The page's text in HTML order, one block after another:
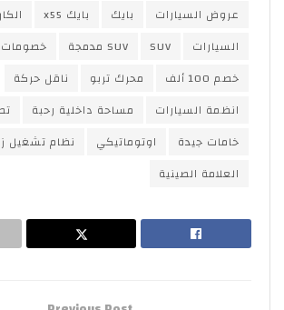
عروض السيارات
بايك بايك x55
السيارات
SUV SUV مدمجة
خصومات
خصم 100 ألف
محرك تربو
ناقل حركة
انظمة السيارات
مساحة داخلية رحبة
خامات جيدة
اوتوماتيكي
نظام تشغيل
العلامة الصينية